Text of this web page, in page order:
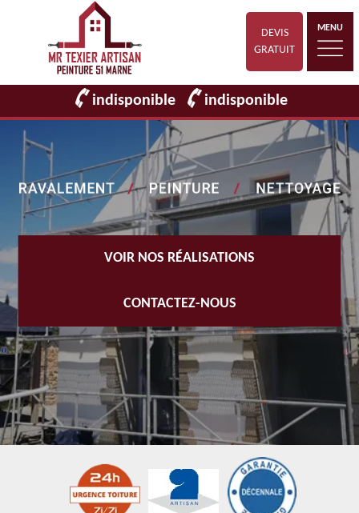
DEVIS
GRATUIT
MENU
indisponible indisponible
VOIR NOS RÉALISATIONS
CONTACTEZ-NOUS